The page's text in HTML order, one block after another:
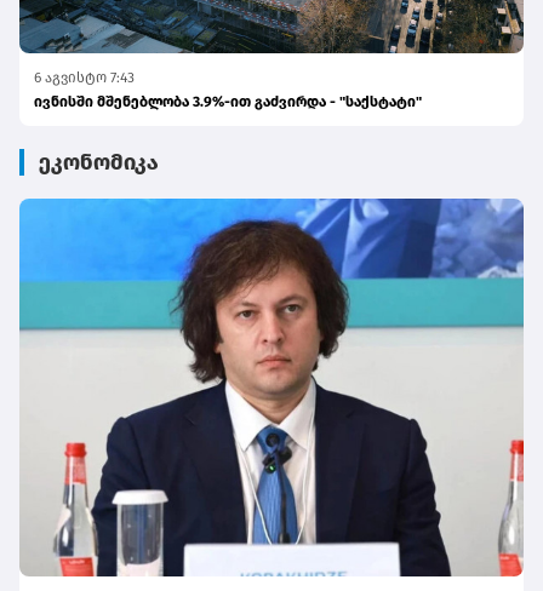
6 აგვისტო 7:43
ივნისში მშენებლობა 3.9%-ით გაძვირდა - "საქსტატი"
ეკონომიკა